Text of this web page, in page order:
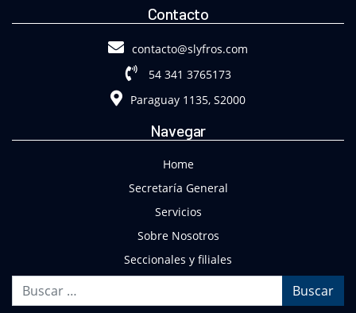
Contacto
contacto@slyfros.com
54 341 3765173
Paraguay 1135, S2000
Navegar
Home
Secretaría General
Servicios
Sobre Nosotros
Seccionales y filiales